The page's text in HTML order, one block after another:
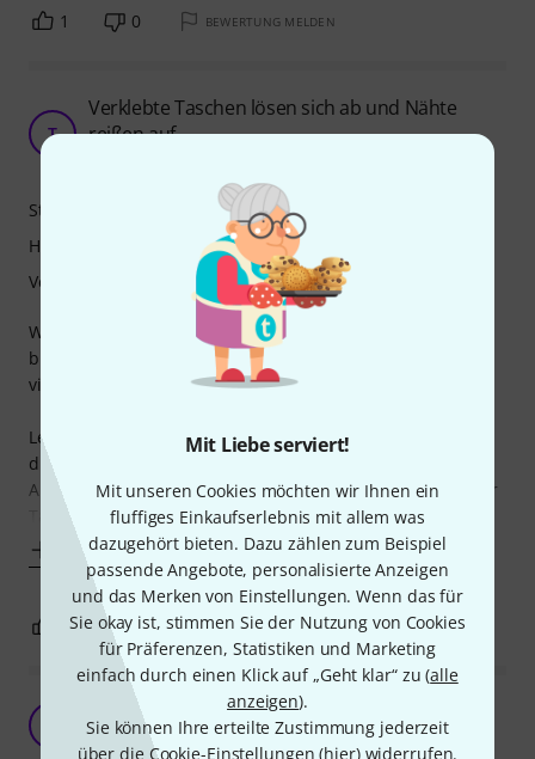
Mit Liebe serviert!
Mit unseren Cookies möchten wir Ihnen ein
fluffiges Einkaufserlebnis mit allem was
dazugehört bieten. Dazu zählen zum Beispiel
passende Angebote, personalisierte Anzeigen
und das Merken von Einstellungen. Wenn das für
Sie okay ist, stimmen Sie der Nutzung von Cookies
für Präferenzen, Statistiken und Marketing
einfach durch einen Klick auf „Geht klar“ zu (alle
anzeigen).
Sie können Ihre erteilte Zustimmung jederzeit
über die Cookie-Einstellungen (hier) widerrufen.
1 0 BEWERTUNG MELDEN
T
Verklebte Taschen lösen sich ab und Nähte
reißen auf
Wenn man ein Soft-Case in dieser Größe und Aufteilung
braucht ist das Flyht Pro Mobile EVA Case ein Konzept mit
vielen Schlaufen und Taschen. Eigentlich gut!
Leider sind die Taschen jeweils "pro Seite" eingeklebt und
dieser Kleber löst sich schon nach kurzer zeit ab.
Ausserdem ist bereits Jett die erste Naht / Vernähung einer
Tasche gerissen. In meinem Fall
Mehr anzeigen
Stabilität
Handling
Verarbeitung
0 BEWERTUNG MELDEN
Raumwunder
Groschek 21.03.2023